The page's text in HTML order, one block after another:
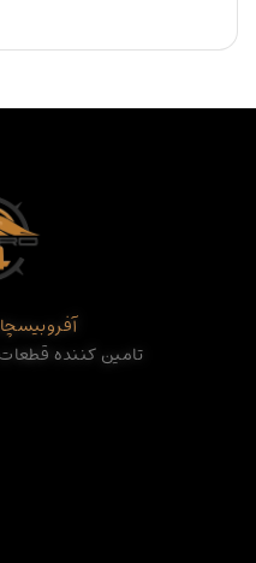
تامین کننده